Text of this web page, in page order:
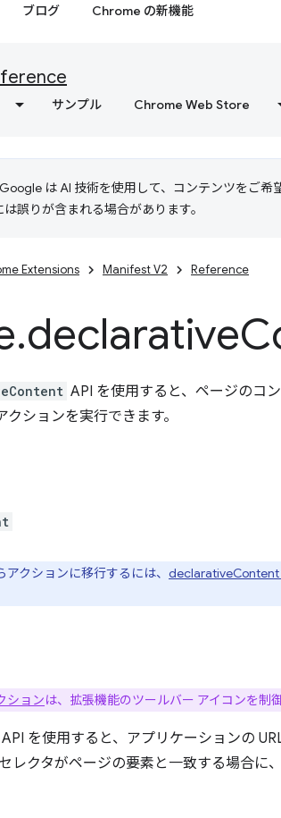
ブログ Chrome の新機能
サンプル Chrome Web Store
Google は AI 技術を使用して、コンテンツをご希
誤りが含まれる場合があります。
Extensions Manifest V2 Reference
.declarative
API を使用すると、ページのコ
ションを実行できます。
クションに移行するには、 declarativeContent
ションは、拡張機能のツールバー アイコンを制御
を使用すると、アプリケーションの
レクタがページの要素と一致する場合に、